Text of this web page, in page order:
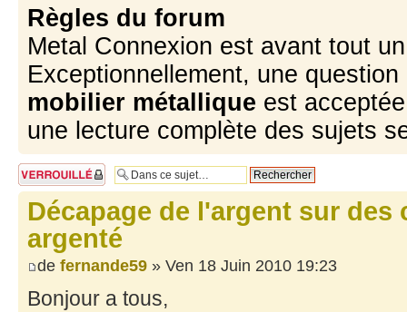
Règles du forum
Metal Connexion est avant tout
Exceptionnellement, une
mobilier métallique est
une lecture complète des sujets
Sujet verrouillé
Décapage de l'argent sur des
argenté
de fernande59 » Ven 18 Juin 2010 19:23
Bonjour a tous,